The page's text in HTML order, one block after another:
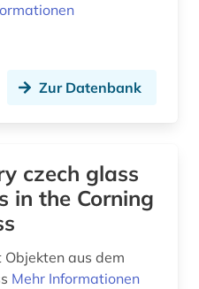
Zur Datenbank
czech glass
in the Corning
aus dem
Mehr Informationen